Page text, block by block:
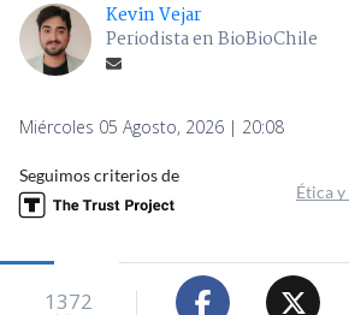
Kevin Vejar
Periodista en BioBioChile
Miércoles 05 Agosto, 2026 | 20:08
Seguimos criterios de
Ética
1372